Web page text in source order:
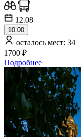
12.08
10:00
осталось мест: 34
1700 ₽
Подробнее